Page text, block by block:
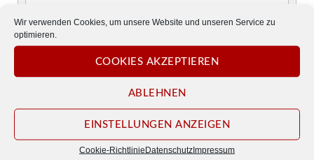
Wir verwenden Cookies, um unsere Website und unseren Service zu
optimieren.
COOKIES AKZEPTIEREN
ABLEHNEN
EINSTELLUNGEN ANZEIGEN
Cookie-RichtlinieDatenschutzImpressum
Nachricht